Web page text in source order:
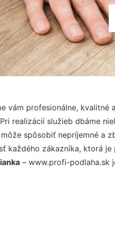
vám profesionálne,
realizácií služieb dbáme
spôsobiť nepríjemné
každého zákazníka, ktorá
– www.profi-podlaha.sk